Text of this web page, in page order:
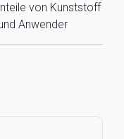
von Kunststoff
Anwender